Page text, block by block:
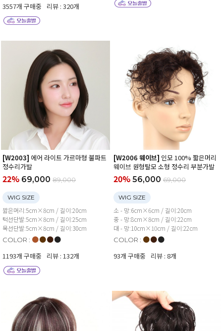
3557개 구매중 리뷰 : 320개
[W2003] 에어 라이트 가르마형 불파트
정수리가발
22% 69,000 89,000
WIG SIZE
짧은머리:5cm×8cm / 길이:20cm
턱선단발:5cm×8cm / 길이:25cm
목선단발:5cm×8cm / 길이:30cm
COLOR : ● ● ● ●
1193개 구매중 리뷰 : 132개
[W2006 웨이브] 인모 100% 짧은머리
웨이브 원형탈모 소형 정수리 부분가발
20% 56,000 69,000
WIG SIZE
소 - 망:6cm×6cm / 길이:20cm
중 - 망:8cm×8cm / 길이:22cm
대 - 망:10cm×10cm / 길이:22cm
COLOR : ● ● ●
93개 구매중 리뷰 : 8개